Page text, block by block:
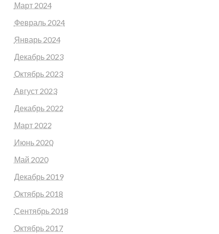
Март 2024
Февраль 2024
Январь 2024
Декабрь 2023
Октябрь 2023
Август 2023
Декабрь 2022
Март 2022
Июнь 2020
Май 2020
Декабрь 2019
Октябрь 2018
Сентябрь 2018
Октябрь 2017